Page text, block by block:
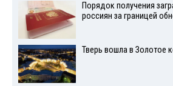
Порядок получения
россиян за границей
Тверь вошла в Золотое